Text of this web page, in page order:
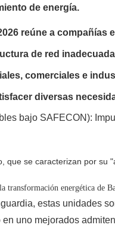
de energía.
reúne a compañías
de red
comerciales e
diversas
se caracterizan por su
estas unidades
uno mejorados